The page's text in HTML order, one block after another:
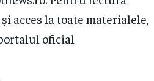
acces la toate materialele,
oficial